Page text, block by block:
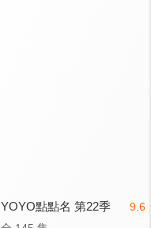
9.6
YOYO點點名 第22季